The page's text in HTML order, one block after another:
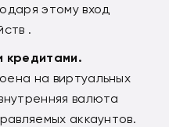
этому вход
.
кредитами.
на виртуальных
валюта
аккаунтов.